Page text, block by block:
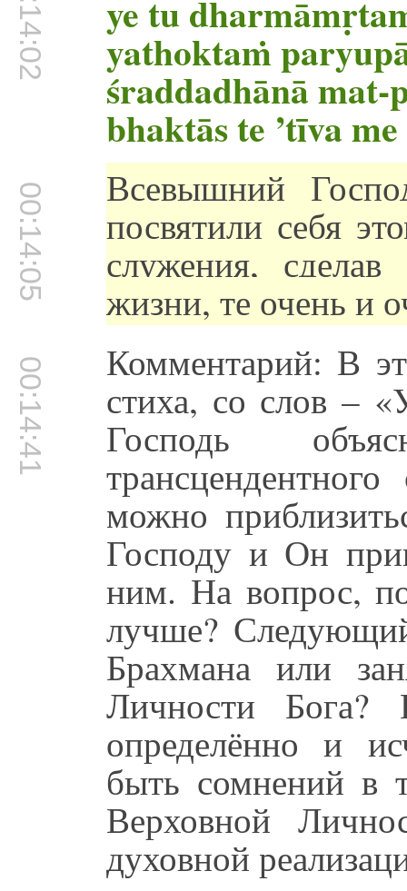
ye tu
yathoktaṁ
śraddadhānā mat-
bhaktās te ’tīva
00:14:05 Всевышний
посвятили себя
служения,
жизни, те очень и
00:14:41 Комментарий: В
стиха, со слов –
Господь
можно
Господу и Он
ним. На вопрос,
лучше?
Брахмана или
Личности Бога?
определённо и
быть сомнений в
Верховной
духовной